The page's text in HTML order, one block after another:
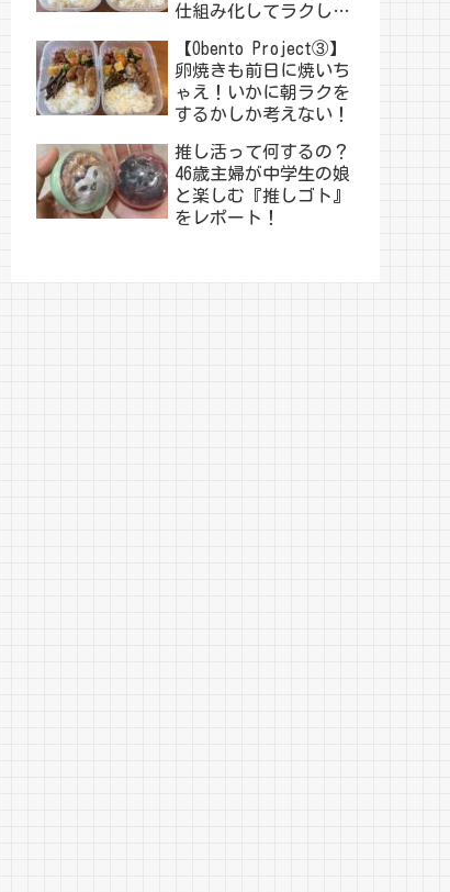
仕組み化してラクした
【Obento Project③】
卵焼きも前日に焼いち
ゃえ！いかに朝ラクを
するかしか考えない！
推し活って何するの？
46歳主婦が中学生の娘
と楽しむ『推しゴト』
をレポート！